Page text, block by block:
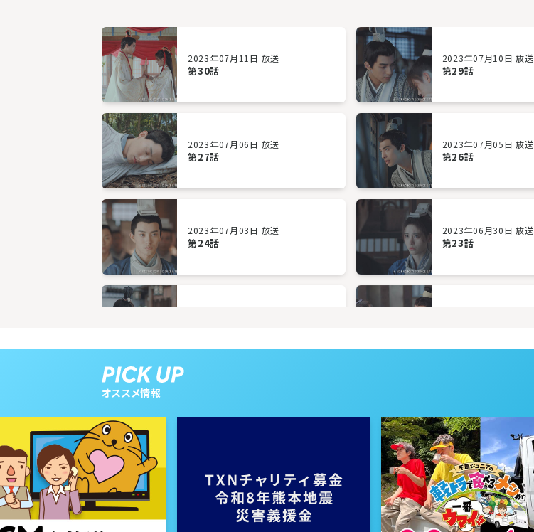
2023年07月11日 放送
第30話
2023年07月10日 放送
第29話
2023年07月06日 放送
第27話
2023年07月05日 放送
第26話
2023年07月03日 放送
第24話
2023年06月30日 放送
第23話
第18話 第17話
2023年06月20日 放送
第15話
2023年06月19日 放送
第14話
オススメ情報